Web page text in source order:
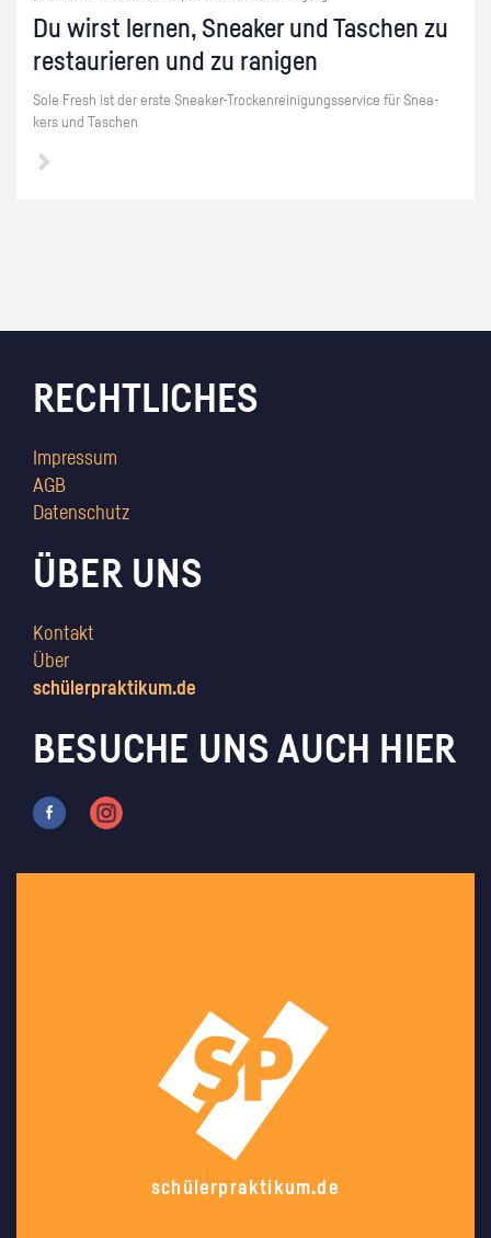
Du wirst ler­nen, Snea­ker und Ta­schen zu
re­stau­rie­ren und zu ra­ni­gen
Sole Fresh ist der erste Snea­ker-Tro­cken­rei­ni­gungs­ser­vice für Snea­
kers und Ta­schen
RECHTLICHES
Impressum
AGB
Datenschutz
ÜBER UNS
Kontakt
Über
schülerpraktikum.de
BESUCHE UNS AUCH HIER
schülerpraktikum.de